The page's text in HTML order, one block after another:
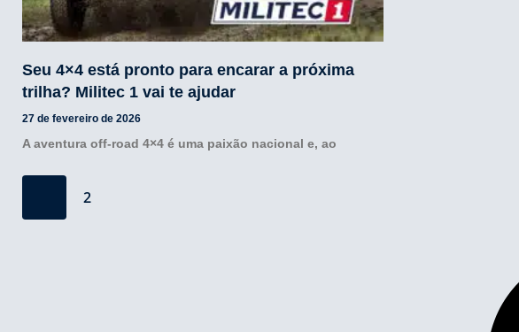
Seu 4×4 está pronto para encarar a próxima
trilha? Militec 1 vai te ajudar
27 de fevereiro de 2026
A aventura off-road 4×4 é uma paixão nacional e, ao
2